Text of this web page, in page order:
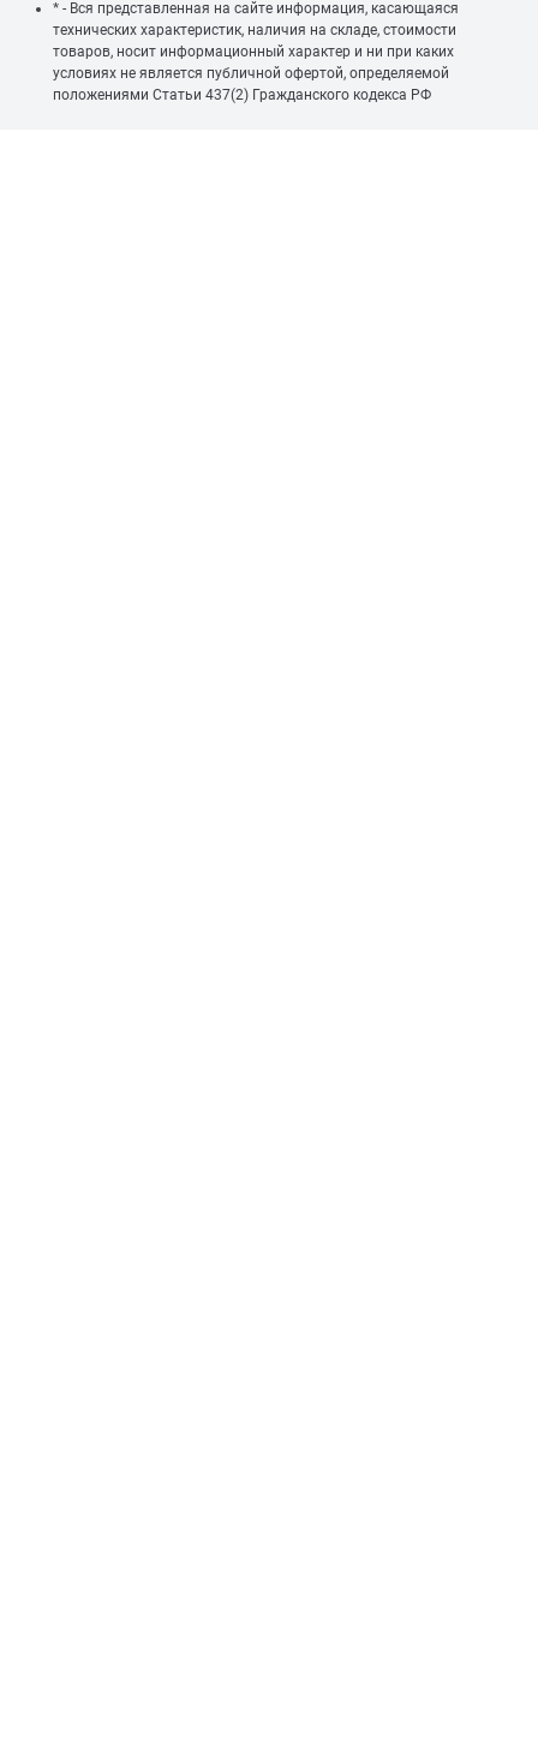
* - Вся представленная на сайте информация, касающаяся
технических характеристик, наличия на складе, стоимости
товаров, носит информационный характер и ни при каких
условиях не является публичной офертой, определяемой
положениями Статьи 437(2) Гражданского кодекса РФ